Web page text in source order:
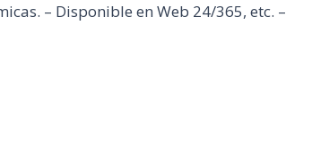
– Disponible en Web 24/365, etc. –